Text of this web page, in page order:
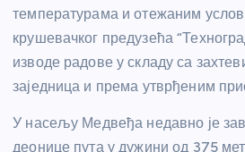
температурама и отежаним
крушевачког предузећа
изводе радове у складу са
заједница и према утврђеним
У насељу Медвеђа недавно је
деонице пута у дужини од 375